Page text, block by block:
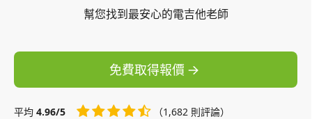
幫您找到最安心的電吉他老師
免費取得報價
平均 4.96/5
（1,682 則評論）